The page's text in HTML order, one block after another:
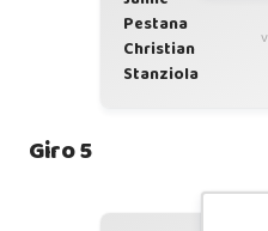
Pestana
Christian
Stanziola
Giro 5